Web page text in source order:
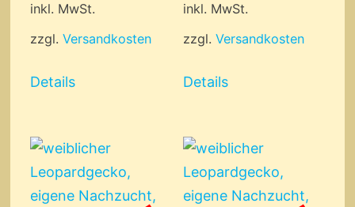
inkl. MwSt.
zzgl. Versandkosten
Details
inkl. MwSt.
zzgl.Versandkosten
Details